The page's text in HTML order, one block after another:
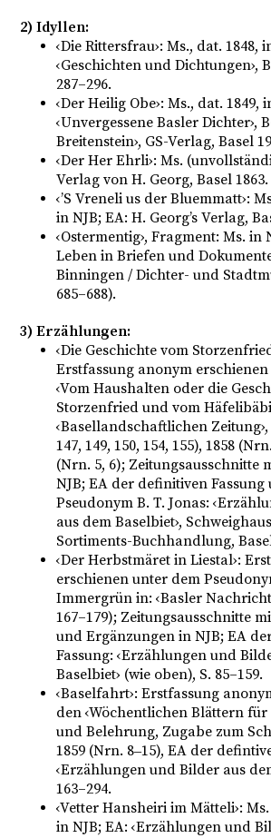
2) Idyllen:
‹Die Rittersfrau›: Ms., dat. 1848,
‹Geschichten und Dichtungen›,
287–296.
‹Der Heilig Obe›: Ms., dat. 1849,
‹Unvergessene Basler Dichter›,
Breitenstein›, GS-Verlag, Basel
‹Der Her Ehrli›: Ms.
Verlag von H. Georg, Basel 1863.
‹’S Vreneli us der Bluemmatt›:
in NJB; EA: H. Georg’s Verlag,
‹Ostermentig›, Fragment: Ms. in
Leben in Briefen und
Binningen / Dichter- und
685–688).
3) Erzählungen:
‹Die Geschichte vom
Erstfassung anonym
‹Vom Haushalten oder die
Storzenfried und vom
‹Basellandschaftlichen Zeitung›,
147, 149, 150, 154, 155), 1858
(Nrn. 5, 6); Zeitungsausschnitte
NJB; EA der definitiven Fassung
Pseudonym B. T. Jonas:
aus dem Baselbiet›,
Sortiments-Buchhandlung, Basel
‹Der Herbstmäret in Liestal›:
erschienen unter dem
Immergrün in: ‹Basler
167–179); Zeitungsausschnitte
und Ergänzungen in NJB; EA
Fassung: ‹Erzählungen und
Baselbiet› (wie oben), S. 85–159.
‹Baselfahrt›: Erstfassung
den ‹Wöchentlichen Blättern
und Belehrung, Zugabe zum
1859 (Nrn. 8‒15), EA der
‹Erzählungen und Bilder aus
163–294.
‹Vetter Hansheiri im Mätteli›:
in NJB; EA: ‹Erzählungen und